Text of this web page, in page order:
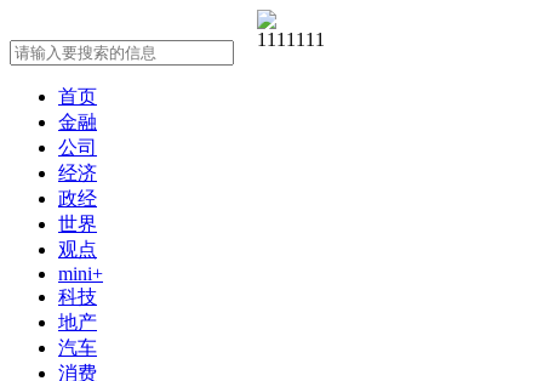
首页
金融
公司
经济
政经
世界
观点
mini+
科技
地产
汽车
消费